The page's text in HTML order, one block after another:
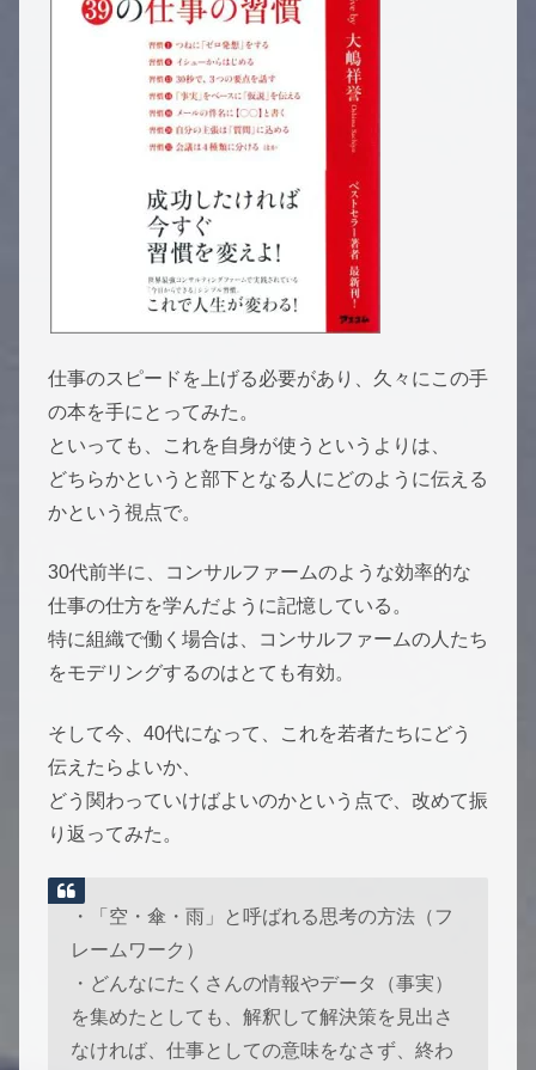
仕事のスピードを上げる必要があり、久々にこの手
の本を手にとってみた。
といっても、これを自身が使うというよりは、
どちらかというと部下となる人にどのように伝える
かという視点で。
30代前半に、コンサルファームのような効率的な
仕事の仕方を学んだように記憶している。
特に組織で働く場合は、コンサルファームの人たち
をモデリングするのはとても有効。
そして今、40代になって、これを若者たちにどう
伝えたらよいか、
どう関わっていけばよいのかという点で、改めて振
り返ってみた。
・「空・傘・雨」と呼ばれる思考の方法（フ
レームワーク）
・どんなにたくさんの情報やデータ（事実）
を集めたとしても、解釈して解決策を見出さ
なければ、仕事としての意味をなさず、終わ